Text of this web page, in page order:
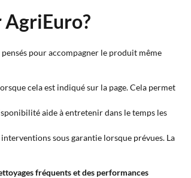
AgriEuro?
pour accompagner le produit même
cela est indiqué sur la page. Cela permet
aide à entretenir dans le temps les
sous garantie lorsque prévues. La
fréquents et des performances